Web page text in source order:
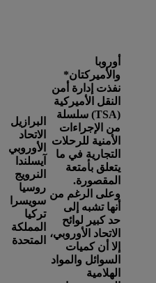
أوروبا
والأميركتان*
نفذت إدارة أمن
النقل الأميركية
(TSA) سلسلة
من الإجراءات
الأمنية للرحلات
التجارية في ما
يتعلق بأمتعة
المقصورة.
وعلى الرغم من
أنها تشبه إلى
حد كبير لوائح
الاتحاد الأوروبي،
إلا أن كميات
السوائل والمواد
الهلامية
البرازيل
الاتحاد
الأوروبي
آيسلندا
النرويج
روسيا
سويسرا
تركيا
المملكة
المتحدة